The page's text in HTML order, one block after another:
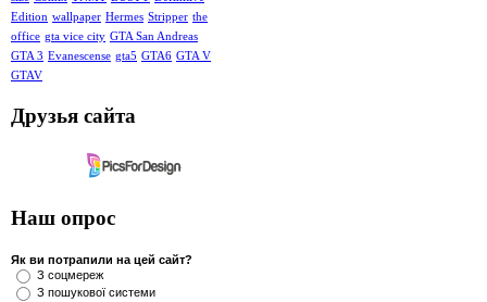
Edition wallpaper Hermes Stripper the
office gta vice city GTA San Andreas
GTA 3 Evanescense gta5 GTA6 GTA V
GTAV
Друзья сайта
Наш опрос
Як ви потрапили на цей сайт?
З соцмереж
З пошукової системи